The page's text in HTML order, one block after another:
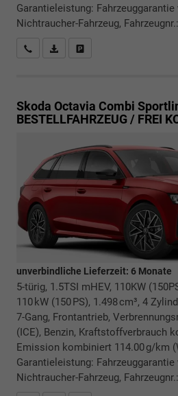
Garantieleistung:
Nichtraucher-Fahrzeug,
Rückrufbitte absenden
PDF-Datei, Fahrzeugexposé
Skoda Octavia Combi
BESTELLFAHRZEUG / FREI
unverbindliche Lieferzeit: 6 Monate
5-türig, 1.5TSI mHEV, 110KW
110 kW (150 PS), 1.498 cm³, 4
7-Gang, Frontantrieb,
(ICE), Benzin, Kraftstoffverbrauch
Emission kombiniert 114.00 g/km
Garantieleistung:
Nichtraucher-Fahrzeug,